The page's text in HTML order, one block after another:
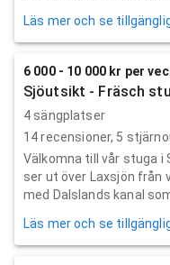
Läs mer och se
6 000 - 10 000 kr per
Sjöutsikt - Fräsch
4 sängplatser
14recensioner, 5
Välkomna till vår stuga i
ser ut över Laxsjön från
med Dalslands kanal som
Läs mer och se